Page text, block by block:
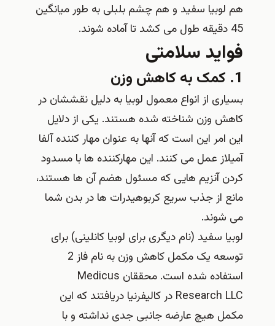
هم لوبیا سفید و هم چشم بلبلی به طور میانگین
45 دقیقه طول می کشد تا آماده شوند.
فواید سلامتی
1. کمک به کاهش وزن
بسیاری از انواع معمول لوبیا به دلیل نقششان در
کاهش وزن شناخته شده هستند. یکی از دلایل
این امر این است که آنها به عنوان مهار کننده آلفا
آمیلاز عمل می کنند. این مهارکننده‌ ها با مسدود
کردن آنزیم‌ هایی که مسئول هضم آن‌ ها هستند،
مانع از جذب سریع کربوهیدرات‌ ها در بدن شما
می‌ شوند.
لوبیا سفید (نام دیگری برای لوبیا کانلینی) برای
توسعه یک مکمل کاهش وزن به نام فاز 2
استفاده شده است. محققان Medicus
Research LLC در کالیفرنیا دریافتند که این
مکمل هیچ عارضه جانبی جدی نداشته و با